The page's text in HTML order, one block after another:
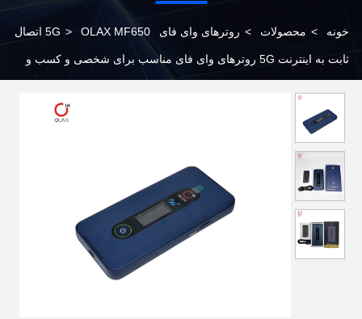
خونه > محصولات > روترهای وای فای 5G > OLAX MF650 اتصال
ثابت به اینترنت 5G روترهای وای فای مناسب برای شخصی و کسب و